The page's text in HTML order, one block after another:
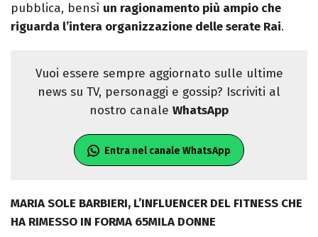
pubblica, bensì un ragionamento più ampio che
riguarda l’intera organizzazione delle serate Rai.
Vuoi essere sempre aggiornato sulle ultime
news su TV, personaggi e gossip? Iscriviti al
nostro canale WhatsApp
Entra nel canale WhatsApp
MARIA SOLE BARBIERI, L’INFLUENCER DEL FITNESS CHE
HA RIMESSO IN FORMA 65MILA DONNE